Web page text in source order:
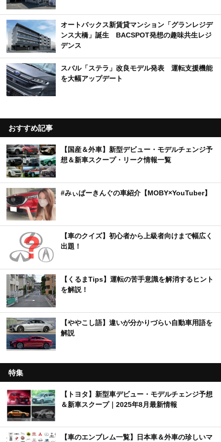
オートバックス新賃貸マンション「グランレジデ
ンス大橋」誕生 BACSPOT発想の趣味共生レジ
デンス
スバル「ステラ」改良モデル発表 運転支援機能
を大幅アップデート
おすすめ記事
【国産＆外車】新型デビュー・モデルチェンジ予
想＆新車スクープ・リーク情報一覧
#みぃぱーきんぐの車紹介【MOBY×YouTuber】
【車のクイズ】初心者から上級者向けまで幅広く
出題！
【くるまTips】運転の苦手意識を解消するヒント
を解説！
【ややこし語】違いが分かりづらい自動車用語を
解説
特集
【トヨタ】新型車デビュー・モデルチェンジ予想
＆新車スクープ｜2025年8月最新情報
【車のエンブレム一覧】日本車＆外車の珍しいマ